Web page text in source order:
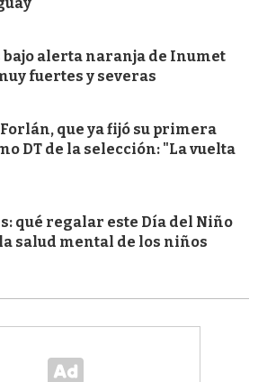
bajo alerta naranja de Inumet
fuertes y severas
que ya fijó su primera
DT de la selección: "La vuelta
qué regalar este Día del Niño
salud mental de los niños